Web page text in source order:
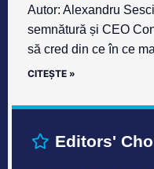
Autor: Alexandru
semnătură și CEO
să cred din ce în ce
CITEȘTE »
Editors'